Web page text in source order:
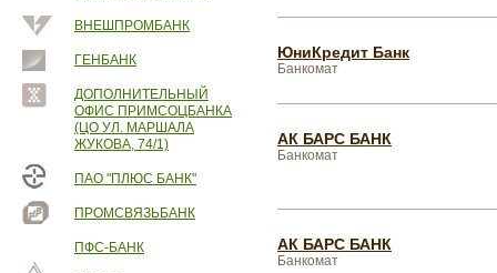
ВНЕШПРОМБАНК
ГЕНБАНК
ДОПОЛНИТЕЛЬНЫЙ
ОФИС ПРИМСОЦБАНКА
(ЦО УЛ. МАРШАЛА
ЖУКОВА, 74/1)
ПАО "ПЛЮС БАНК"
ПРОМСВЯЗЬБАНК
ПФС-БАНК
ЮниКредит Банк
Банкомат
АК БАРС БАНК
Банкомат
АК БАРС БАНК
Банкомат